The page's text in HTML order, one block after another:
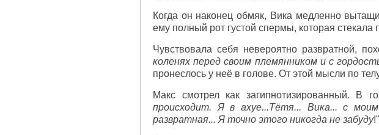
Когда он наконец обмяк, Вика медленно
ему полный рот густой спермы, которая стекала
Чувствовала себя невероятно развратной,
коленях перед своим племянником и с
пронеслось у неё в голове. От этой мысли по
Макс смотрел как загипнотизированный. В
происходит. Я в ахуе...Тётя... Вика... с
развратная... Я точно этого никогда не забуду